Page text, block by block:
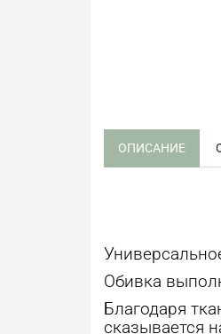
ОПИСАНИЕ
Обивка
Благодаря
сказывается